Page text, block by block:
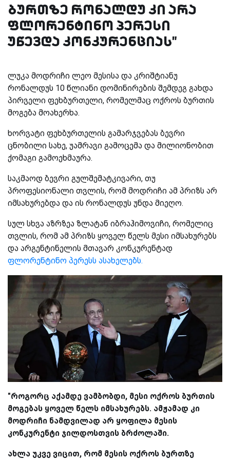
ბურთზე რონალდუ კი არა
ფლორენტინო პერესი
უწევდა კონკურენციას"
ლუკა მოდრიჩი ლეო მესისა და კრიშტიანუ
რონალდუს 10 წლიანი დომინირების შემდეგ გახდა
პირველი ფეხბურთელი, რომელმაც ოქროს ბურთის
მოგება მოახერხა.
ხორვატი ფეხბურთელის გამარჯვებას ბევრი
ცნობილი სახე, უამრავი გამოცემა და მილიონობით
ქომაგი გამოეხმაურა.
საკმაოდ ბევრი გულშემატკივარი, თუ
პროფესიონალი თვლის, რომ მოდრიჩი ამ პრიზს არ
იმსახურებდა და ის რონალდუს უნდა მიეღო.
სულ სხვა აზრზეა ზლატან იბრაჰიმოვიჩი, რომელიც
თვლის, რომ ამ პრიზს ყოველ წელს მესი იმსახურებს
და არგენტინელის მთავარ კონკურენტად
ფლორენტინო პერესს ასახელებს.
"როგორც აქამდე ვამბობდი, მესი ოქროს ბურთის
მოგებას ყოველ წელს იმსახურებს. ამჟამად კი
მოდრიჩი ნამდვილად არ ყოფილა მესის
კონკურენტი ჯილდოსთვის ბრძოლაში.
ახლა უკვე ვიცით, რომ მესის ოქროს ბურთზე